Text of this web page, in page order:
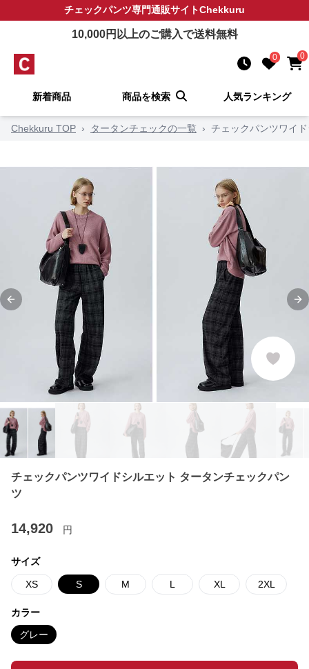
チェックパンツ専門通販サイトChekkuru
10,000円以上のご購入で送料無料
0 0
新着商品 商品を検索 人気ランキング
Chekkuru TOP › タータンチェックの一覧 › チェックパンツワイ
Previous slide
チェックパンツワイドシルエット タータンチェックパン
ツ
14,920 円
サイズ
XS S M L XL 2XL
カラー
グレー